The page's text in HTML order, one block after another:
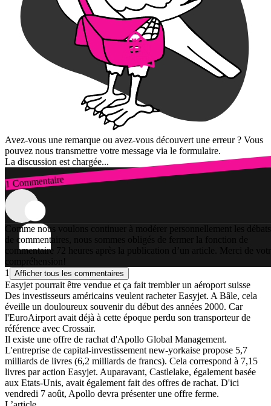
Avez-vous une remarque ou avez-vous découvert une erreur ? Vous
pouvez nous transmettre votre message via le formulaire.
La discussion est chargée...
1 Commentaire
Connexion
Comme nous voulons continuer à modérer personnellement les débats
de commentaires, nous sommes obligés de fermer la fonction de
commentaire 72 heures après la publication d’un article. Merci de
compréhension!
1
Afficher tous les commentaires
Easyjet pourrait être vendue et ça fait trembler un aéroport suisse
Des investisseurs américains veulent racheter Easyjet. A Bâle, cela
éveille un douloureux souvenir du début des années 2000. Car
l'EuroAirport avait déjà à cette époque perdu son transporteur de
référence avec Crossair.
Il existe une offre de rachat d'Apollo Global Management.
L'entreprise de capital-investissement new-yorkaise propose 5,7
milliards de livres (6,2 milliards de francs). Cela correspond à 7,15
livres par action Easyjet. Auparavant, Castlelake, également basée
aux Etats-Unis, avait également fait des offres de rachat. D'ici
vendredi 7 août, Apollo devra présenter une offre ferme.